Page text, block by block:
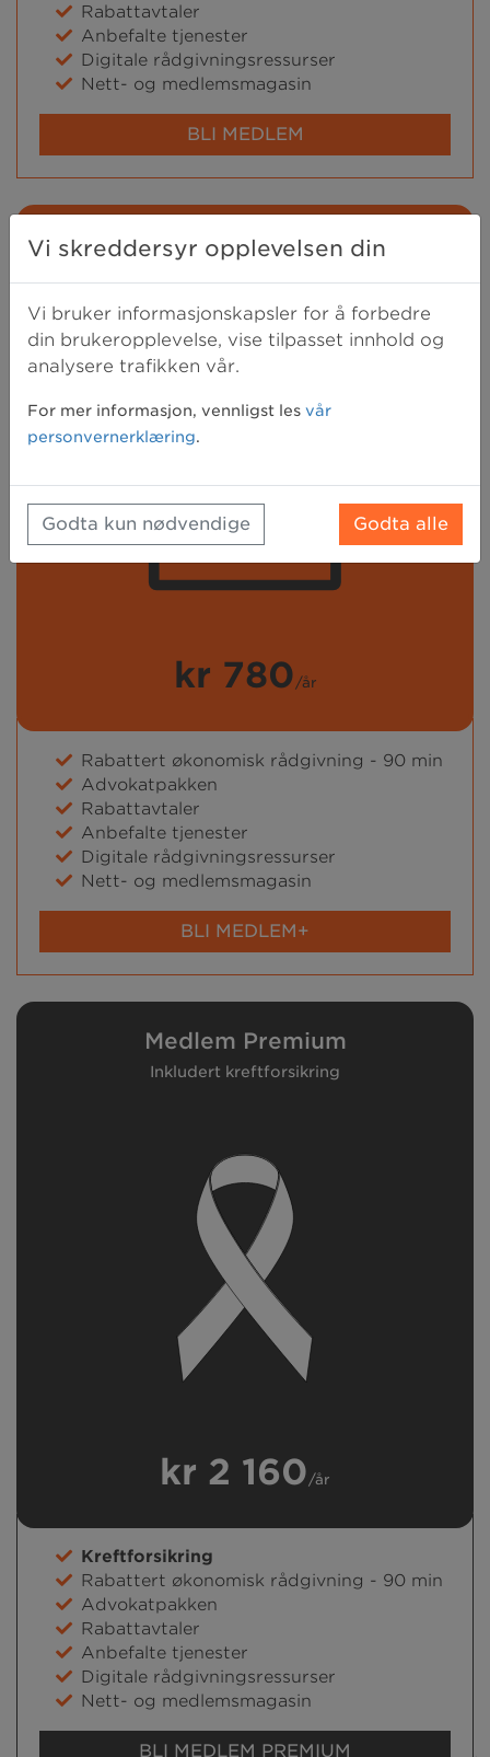
Rabattavtaler
Anbefalte tjenester
Digitale rådgivningsressurser
Nett- og medlemsmagasin
BLI MEDLEM
Medlem+
kr 780 /år
Rabattert økonomisk rådgivning - 90 min
Advokatpakken
Rabattavtaler
Anbefalte tjenester
Digitale rådgivningsressurser
Nett- og medlemsmagasin
BLI MEDLEM+
Medlem Premium
Inkludert kreftforsikring
kr 2 160 /år
Kreftforsikring
Rabattert økonomisk rådgivning - 90 min
Advokatpakken
Rabattavtaler
Anbefalte tjenester
Digitale rådgivningsressurser
Nett- og medlemsmagasin
BLI MEDLEM PREMIUM
Vi skreddersyr opplevelsen din
Vi bruker informasjonskapsler for å forbedre
din brukeropplevelse, vise tilpasset innhold og
analysere trafikken vår.
For mer informasjon, vennligst les vår
personvernerklæring.
Godta kun nødvendige Godta alle